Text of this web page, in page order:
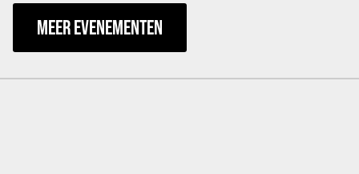
MEER EVENEMENTEN